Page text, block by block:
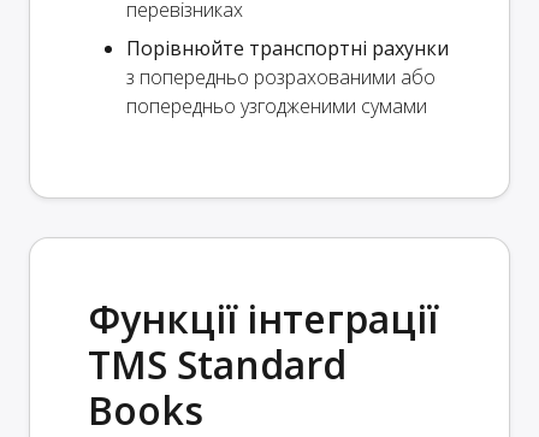
перевізниках
Порівнюйте транспортні рахунки
з попередньо розрахованими або
попередньо узгодженими сумами
Функції інтеграції
TMS Standard
Books